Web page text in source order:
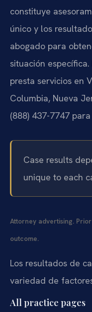
constituye
único y los
abogado para
situación específica.
presta servicios en
Columbia, Nueva
(888) 437-7747
Case results
unique to each
Attorney advertising.
outcome.
Los resultados de
variedad de
All practice pages